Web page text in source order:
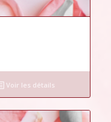
Voir les détails